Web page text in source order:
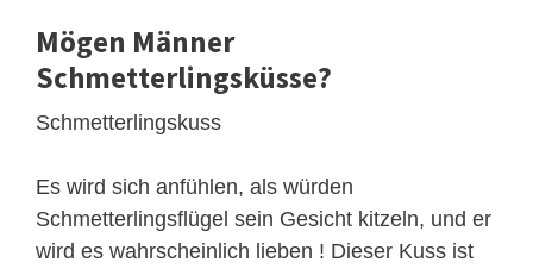
Mögen Männer
Schmetterlingsküsse?
Schmetterlingskuss
Es wird sich anfühlen, als würden
Schmetterlingsflügel sein Gesicht kitzeln, und er
wird es wahrscheinlich lieben ! Dieser Kuss ist